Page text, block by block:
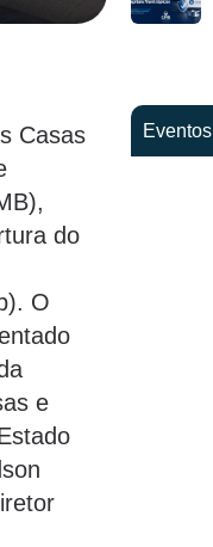
Casas
do
O
e
Eventos